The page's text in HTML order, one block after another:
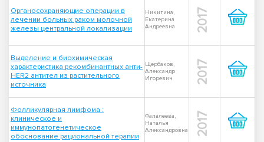
Органосохраняющие операции в
лечении больных раком молочной
железы центральной локализации
Никитина,
Екатерина
Андреевна
2017
Выделение и биохимическая
характеристика рекомбинантных анти-
HER2 антител из растительного
источника
Щербаков,
Александр
Игоревич
2017
Фолликулярная лимфома :
клиническое и
иммунопатогенетическое
обоснование рациональной терапии
Фалалеева,
Наталья
Александровна
2017